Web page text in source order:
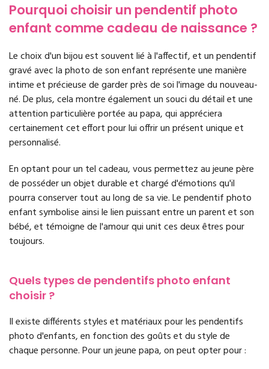
Pourquoi choisir un pendentif photo
enfant comme cadeau de naissance ?
Le choix d'un bijou est souvent lié à l'affectif, et un pendentif
gravé avec la photo de son enfant représente une manière
intime et précieuse de garder près de soi l'image du nouveau-
né. De plus, cela montre également un souci du détail et une
attention particulière portée au papa, qui appréciera
certainement cet effort pour lui offrir un présent unique et
personnalisé.
En optant pour un tel cadeau, vous permettez au jeune père
de posséder un objet durable et chargé d'émotions qu'il
pourra conserver tout au long de sa vie. Le pendentif photo
enfant symbolise ainsi le lien puissant entre un parent et son
bébé, et témoigne de l'amour qui unit ces deux êtres pour
toujours.
Quels types de pendentifs photo enfant
choisir ?
Il existe différents styles et matériaux pour les pendentifs
photo d'enfants, en fonction des goûts et du style de
chaque personne. Pour un jeune papa, on peut opter pour :